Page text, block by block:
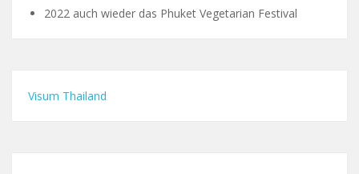
2022 auch wieder das Phuket Vegetarian Festival
Visum Thailand